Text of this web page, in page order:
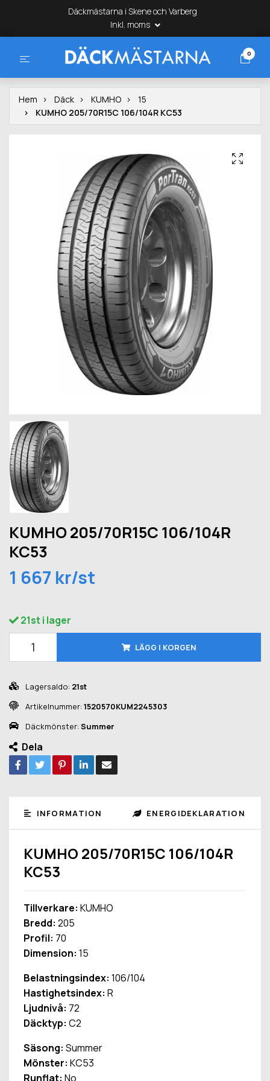
Däckmästarna i Skene och Varberg
Inkl. moms
0
Hem Däck KUMHO
15
KUMHO 205/70R15C 106/104R KC53
KUMHO 205/70R15C 106/104R
KC53
1 667 kr/st
21st i lager
LÄGG I KORGEN
Lagersaldo: 21st
Artikelnummer: 1520570KUM2245303
Däckmönster: Summer
Dela
INFORMATION ENERGIDEKLARATION
KUMHO 205/70R15C 106/104R
KC53
Tillverkare: KUMHO
Bredd: 205
Profil: 70
Dimension: 15
Belastningsindex: 106/104
Hastighetsindex: R
Ljudnivå: 72
Däcktyp: C2
Säsong: Summer
Mönster: KC53
Runflat: No